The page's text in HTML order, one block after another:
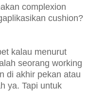
complexion
cushion?
kalau menurut
seorang working
di akhir pekan atau
ya. Tapi untuk